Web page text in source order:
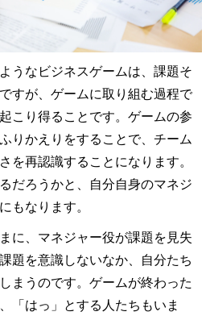
うなビジネスゲームは、課題そ
すが、ゲームに取り組む過程で
こり得ることです。ゲームの参
りかえりをすることで、チーム
を再認識することになります。
だろうかと、自分自身のマネジ
もなります。
に、マネジャー役が課題を見失
題を意識しないなか、自分たち
まうのです。ゲームが終わった
「はっ」とする人たちもいま